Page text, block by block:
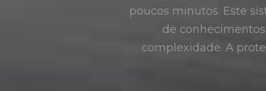
poucos minutos. Este
de
complexidade. A